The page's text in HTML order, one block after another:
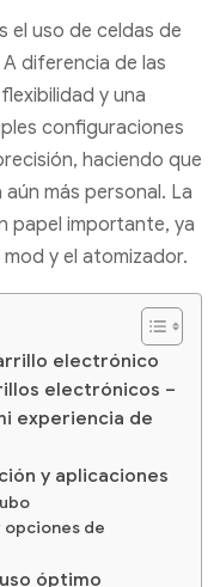
el uso de celdas de
diferencia de las
y una
configuraciones
haciendo que
más personal. La
papel importante, ya
y el atomizador.
electrónico
electrónicos –
experiencia de
y aplicaciones
opciones de
óptimo